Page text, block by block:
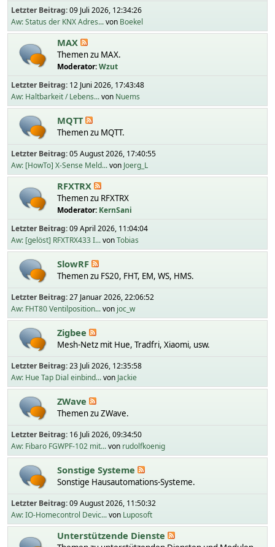
Letzter Beitrag:09 Juli 2026, 12:34:26
Aw: Status der KNX Adres...von Boekel
MAX
Themen zu MAX.
Moderator:Wzut
Letzter Beitrag: 12 Juni 2026, 17:43:48
Aw: Haltbarkeit / Lebens...von Nuems
MQTT
Themen zu MQTT.
Letzter Beitrag:05 August 2026, 17:40:55
Aw: [HowTo] X-Sense Meld...von Joerg_L
RFXTRX
Themen zu RFXTRX
Moderator: KernSani
Letzter Beitrag:09 April 2026, 11:04:04
Aw: [gelöst] RFXTRX433 I...vonTobias
SlowRF
Themen zu FS20, FHT, EM, WS, HMS.
Letzter Beitrag:27 Januar 2026, 22:06:52
Aw: FHT80 Ventilposition...von joc_w
Zigbee
Mesh-Netz mit Hue, Tradfri, Xiaomi, usw.
Letzter Beitrag:23 Juli 2026, 12:35:58
Aw: Hue Tap Dial einbind...von Jackie
ZWave
Themen zu ZWave.
Letzter Beitrag: 16 Juli 2026, 09:34:50
Aw: Fibaro FGWPF-102 mit...von rudolfkoenig
Sonstige Systeme
Sonstige Hausautomations-Systeme.
Letzter Beitrag:09 August 2026, 11:50:32
Aw: IO-Homecontrol Devic...von Luposoft
Unterstützende Dienste